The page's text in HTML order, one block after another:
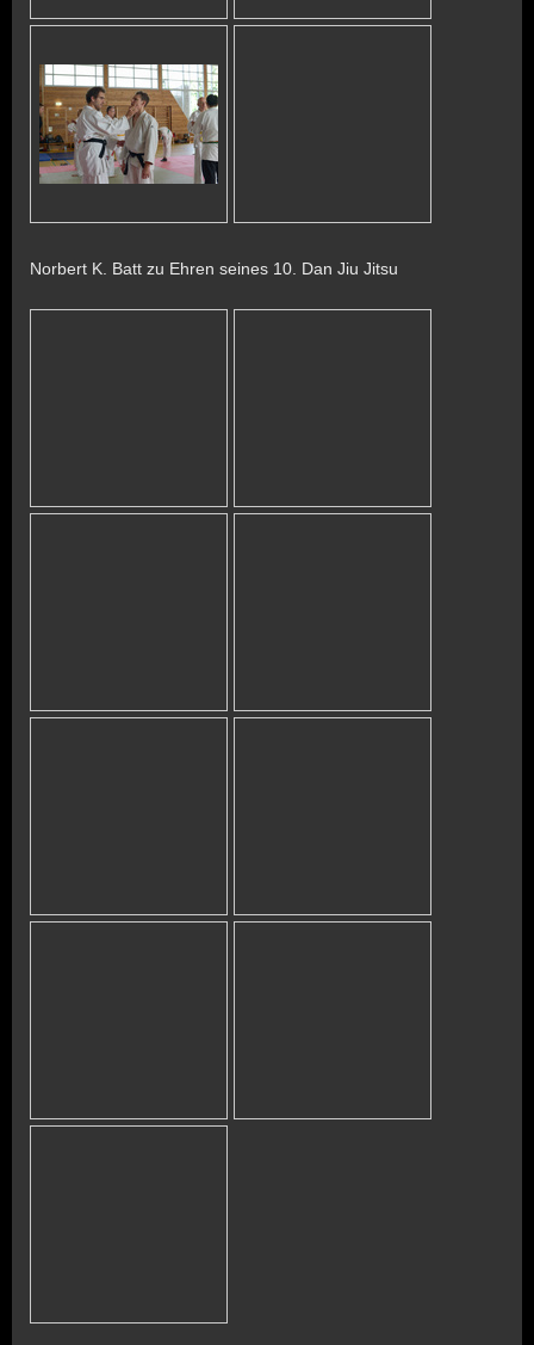
Norbert K. Batt zu Ehren seines 10. Dan Jiu Jitsu